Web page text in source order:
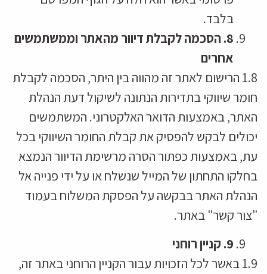
בלבד.
8. הסכמה לקבלת דיוור מהאתר וממשתמשים
אחרים
1.8 הרישום לאתר זה מהווה בין היתר, הסכמה לקבלת
חומר שיווקי בתדירות הנתונה לשיקול דעת הנהלת
האתר, באמצעות הדואר האלקטרוני. המשתמשים
יכולים לבקש להפסיק את קבלת החומר השיווקי בכל
עת, באמצעות כפתור הסרה מרשימת הדיוור הנמצא
בחלקו התחתון של המייל שנשלח או על ידי פנייה אל
הנהלת האתר בבקשה על הפסקת המשלוח בעמוד
"צור קשר" באתר.
9. קניין רוחני
1.9 באשר לכל הזכויות עבור הקניין הרוחני באתר זה,